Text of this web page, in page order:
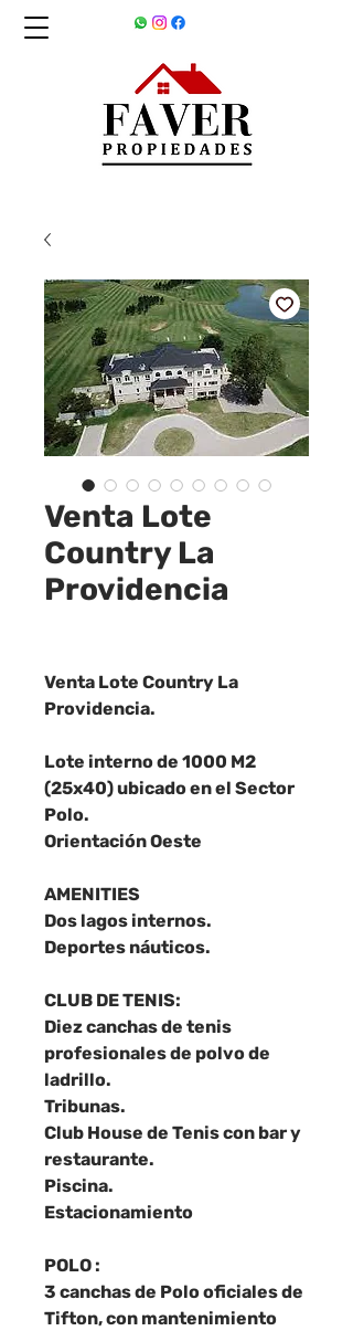
Venta Lote
Country La
Providencia
Venta Lote Country La
Providencia.
Lote interno de 1000 M2
(25x40) ubicado en el Sector
Polo.
Orientación Oeste
AMENITIES
Dos lagos internos.
Deportes náuticos.
CLUB DE TENIS:
Diez canchas de tenis
profesionales de polvo de
ladrillo.
Tribunas.
Club House de Tenis con bar y
restaurante.
Piscina.
Estacionamiento
POLO :
3 canchas de Polo oficiales de
Tifton, con mantenimiento